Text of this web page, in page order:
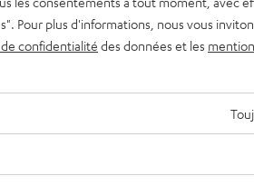
cette option dans les paramètres de
Pour plus d'informations, nous vous
confidentialité des données et les